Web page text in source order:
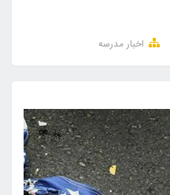
اخبار مدرسه